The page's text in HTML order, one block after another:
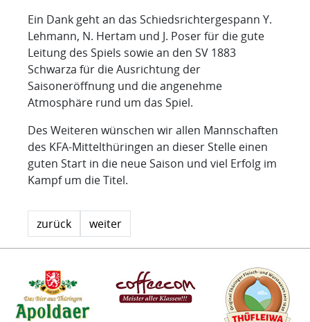
Ein Dank geht an das Schiedsrichtergespann Y.
Lehmann, N. Hertam und J. Poser für die gute
Leitung des Spiels sowie an den SV 1883
Schwarza für die Ausrichtung der
Saisoneröffnung und die angenehme
Atmosphäre rund um das Spiel.
Des Weiteren wünschen wir allen Mannschaften
des KFA-Mittelthüringen an dieser Stelle einen
guten Start in die neue Saison und viel Erfolg im
Kampf um die Titel.
zurück weiter